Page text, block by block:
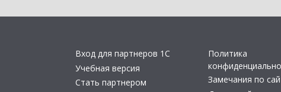
Вход для партнеров 1С
Учебная версия
Стать партнером
Политика
Замечания по